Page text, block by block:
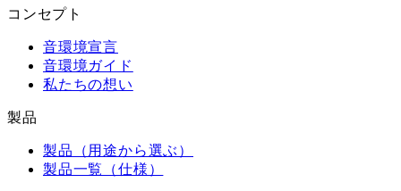
コンセプト
音環境宣言
音環境ガイド
私たちの想い
製品
製品（用途から選ぶ）
製品一覧（仕様）